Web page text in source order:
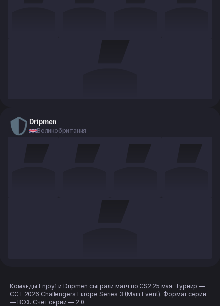
Dripmen
Великобритания
Команды Enjoy1 и Dripmen сыграли матч по CS2 25 мая. Турнир —
CCT 2026 Challengers Europe Series 3 (Main Event). Формат серии
— BO3. Счёт серии — 2:0.